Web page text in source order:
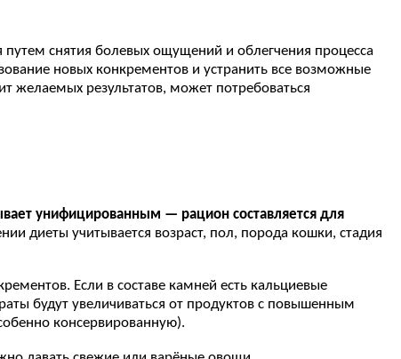
путем снятия болевых ощущений и облегчения процесса
новых конкрементов и устранить все возможные
желаемых результатов, может потребоваться
унифицированным — рацион составляется для
диеты учитывается возраст, пол, порода кошки, стадия
Если в составе камней есть кальциевые
будут увеличиваться от продуктов с повышенным
консервированную).